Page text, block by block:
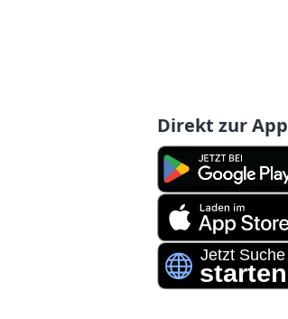
Direkt zur App